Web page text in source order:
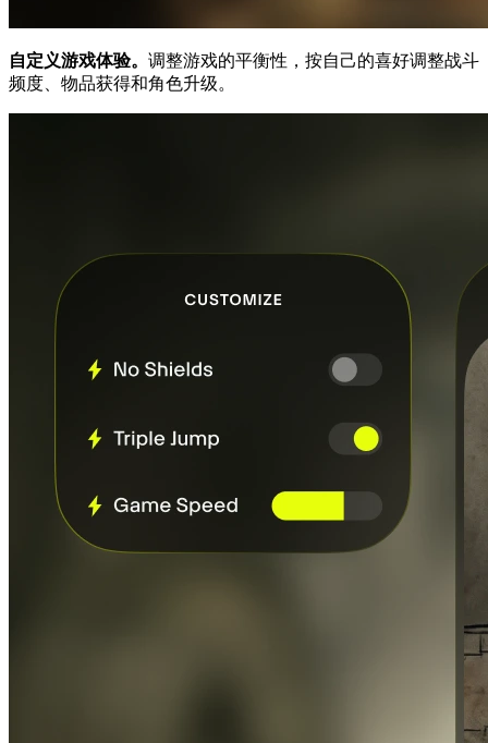
自定义游戏体验。 调整游戏的平衡性，按自己的喜好调整战斗
频度、物品获得和角色升级。